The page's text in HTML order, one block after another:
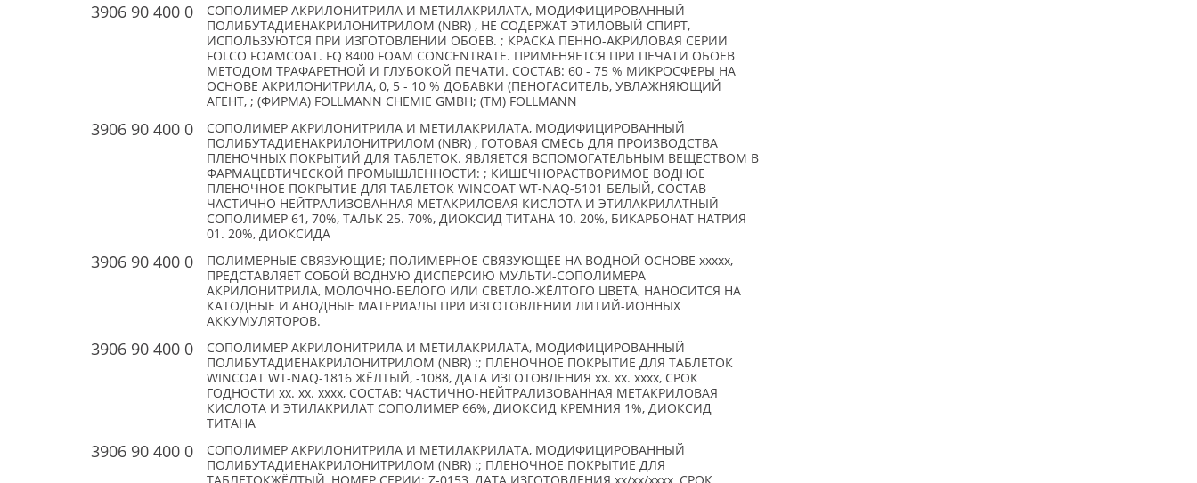
3906 90 400 0
СОПОЛИМЕР АКРИЛОНИТРИЛА И МЕТИЛАКРИЛАТА, МОДИФИЦИРОВАННЫЙ
ПОЛИБУТАДИЕНАКРИЛОНИТРИЛОМ (NBR) , НЕ СОДЕРЖАТ ЭТИЛОВЫЙ СПИРТ,
ИСПОЛЬЗУЮТСЯ ПРИ ИЗГОТОВЛЕНИИ ОБОЕВ. ; КРАСКА ПЕННО-АКРИЛОВАЯ СЕРИИ
FOLCO FOAMCOAT. FQ 8400 FOAM CONCENTRATE. ПРИМЕНЯЕТСЯ ПРИ ПЕЧАТИ ОБОЕВ
МЕТОДОМ ТРАФАРЕТНОЙ И ГЛУБОКОЙ ПЕЧАТИ. СОСТАВ: 60 - 75 % МИКРОСФЕРЫ НА
ОСНОВЕ АКРИЛОНИТРИЛА, 0, 5 - 10 % ДОБАВКИ (ПЕНОГАСИТЕЛЬ, УВЛАЖНЯЮЩИЙ
АГЕНТ, ; (ФИРМА) FOLLMANN CHEMIE GMBH; (TM) FOLLMANN
3906 90 400 0
СОПОЛИМЕР АКРИЛОНИТРИЛА И МЕТИЛАКРИЛАТА, МОДИФИЦИРОВАННЫЙ
ПОЛИБУТАДИЕНАКРИЛОНИТРИЛОМ (NBR) , ГОТОВАЯ СМЕСЬ ДЛЯ ПРОИЗВОДСТВА
ПЛЕНОЧНЫХ ПОКРЫТИЙ ДЛЯ ТАБЛЕТОК. ЯВЛЯЕТСЯ ВСПОМОГАТЕЛЬНЫМ ВЕЩЕСТВОМ В
ФАРМАЦЕВТИЧЕСКОЙ ПРОМЫШЛЕННОСТИ: ; КИШЕЧНОРАСТВОРИМОЕ ВОДНОЕ
ПЛЕНОЧНОЕ ПОКРЫТИЕ ДЛЯ ТАБЛЕТОК WINCOAT WT-NAQ-5101 БЕЛЫЙ, СОСТАВ
ЧАСТИЧНО НЕЙТРАЛИЗОВАННАЯ МЕТАКРИЛОВАЯ КИСЛОТА И ЭТИЛАКРИЛАТНЫЙ
СОПОЛИМЕР 61, 70%, ТАЛЬК 25. 70%, ДИОКСИД ТИТАНА 10. 20%, БИКАРБОНАТ НАТРИЯ
01. 20%, ДИОКСИДА
3906 90 400 0
ПОЛИМЕРНЫЕ СВЯЗУЮЩИЕ; ПОЛИМЕРНОЕ СВЯЗУЮЩЕЕ НА ВОДНОЙ ОСНОВЕ xxxxx,
ПРЕДСТАВЛЯЕТ СОБОЙ ВОДНУЮ ДИСПЕРСИЮ МУЛЬТИ-СОПОЛИМЕРА
АКРИЛОНИТРИЛА, МОЛОЧНО-БЕЛОГО ИЛИ СВЕТЛО-ЖЁЛТОГО ЦВЕТА, НАНОСИТСЯ НА
КАТОДНЫЕ И АНОДНЫЕ МАТЕРИАЛЫ ПРИ ИЗГОТОВЛЕНИИ ЛИТИЙ-ИОННЫХ
АККУМУЛЯТОРОВ.
3906 90 400 0
СОПОЛИМЕР АКРИЛОНИТРИЛА И МЕТИЛАКРИЛАТА, МОДИФИЦИРОВАННЫЙ
ПОЛИБУТАДИЕНАКРИЛОНИТРИЛОМ (NBR) :; ПЛЕНОЧНОЕ ПОКРЫТИЕ ДЛЯ ТАБЛЕТОК
WINCOAT WT-NAQ-1816 ЖЁЛТЫЙ, -1088, ДАТА ИЗГОТОВЛЕНИЯ xx. xx. xxxx, СРОК
ГОДНОСТИ xx. xx. xxxx, СОСТАВ: ЧАСТИЧНО-НЕЙТРАЛИЗОВАННАЯ МЕТАКРИЛОВАЯ
КИСЛОТА И ЭТИЛАКРИЛАТ СОПОЛИМЕР 66%, ДИОКСИД КРЕМНИЯ 1%, ДИОКСИД
ТИТАНА
3906 90 400 0
СОПОЛИМЕР АКРИЛОНИТРИЛА И МЕТИЛАКРИЛАТА, МОДИФИЦИРОВАННЫЙ
ПОЛИБУТАДИЕНАКРИЛОНИТРИЛОМ (NBR) :; ПЛЕНОЧНОЕ ПОКРЫТИЕ ДЛЯ